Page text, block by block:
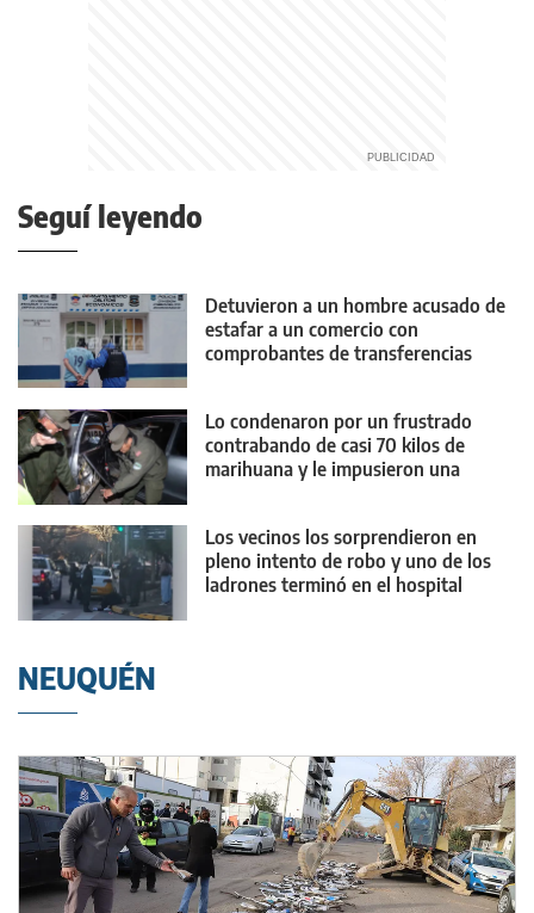
Seguí leyendo
Detuvieron a un hombre acusado de
estafar a un comercio con
comprobantes de transferencias
Lo condenaron por un frustrado
contrabando de casi 70 kilos de
marihuana y le impusieron una
Los vecinos los sorprendieron en
pleno intento de robo y uno de los
ladrones terminó en el hospital
NEUQUÉN